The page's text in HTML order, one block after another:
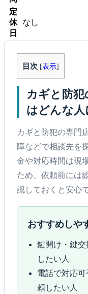
定
休
日
なし
目次 [表示]
カギと防
はどんな人
カギと防犯の専門
障などで相談先を
金や対応時間は現
ため、依頼前には
認しておくと安心
おすすめしや
鍵開け・鍵
したい人
電話で対応
頼したい人